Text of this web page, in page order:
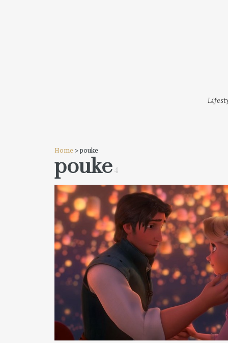
Home > pouke
pouke 4
READ MORE